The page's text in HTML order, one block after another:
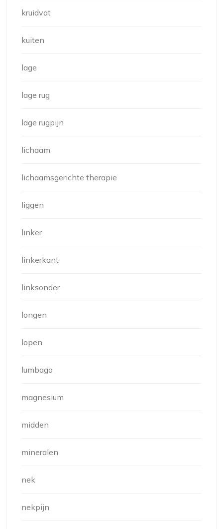
kruidvat
kuiten
lage
lage rug
lage rugpijn
lichaam
lichaamsgerichte therapie
liggen
linker
linkerkant
linksonder
longen
lopen
lumbago
magnesium
midden
mineralen
nek
nekpijn